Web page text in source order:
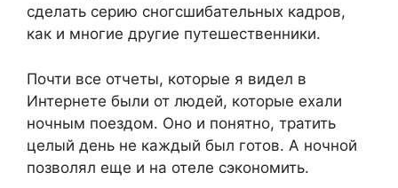
сделать серию сногсшибательных кадров,
как и многие другие путешественники.
Почти все отчеты, которые я видел в
Интернете были от людей, которые ехали
ночным поездом. Оно и понятно, тратить
целый день не каждый был готов. А ночной
позволял еще и на отеле сэкономить.